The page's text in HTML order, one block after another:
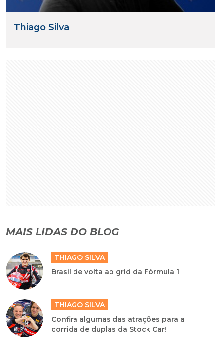
Thiago Silva
MAIS LIDAS DO BLOG
THIAGO SILVA
Brasil de volta ao grid da Fórmula 1
THIAGO SILVA
Confira algumas das atrações para a
corrida de duplas da Stock Car!